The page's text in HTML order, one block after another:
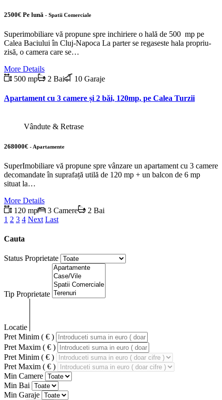
2500€ Pe lună - Spatii Comerciale
Superimobiliare vă propune spre inchiriere o hală de 500 mp pe
Calea Baciului în Cluj-Napoca La parter se regaseste hala propriu-
zisă, o camera care se…
More Details
500 mp
2 Bai 10 Garaje
Apartament cu 3 camere și 2 băi, 120mp, pe Calea Turzii
Vândute & Retrase
268000€ - Apartamente
SuperImobiliare vă propune spre vânzare un apartament cu 3 camere
decomandate în suprafață utilă de 120 mp + un balcon de 6 mp
situat la…
More Details
120 mp
3 Camere
2 Bai
1 2 3 4 Next Last
Cauta
Status Proprietate
Tip Proprietate
Locatie
Pret Minim ( € )
Pret Maxim ( € )
Pret Minim ( € )
Pret Maxim ( € )
Min Camere
Min Bai
Min Garaje